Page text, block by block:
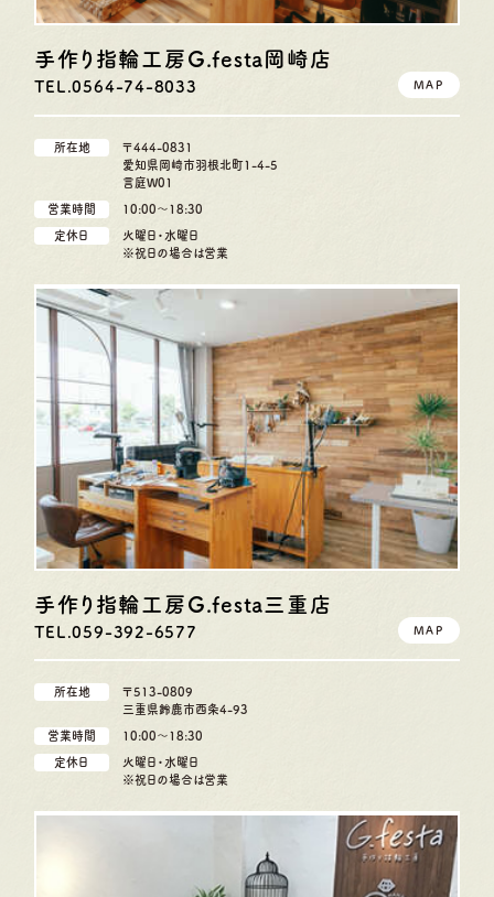
手作り指輪工房G.festa岡崎店
TEL.0564-74-8033 MAP
所在地
〒444-0831
愛知県岡崎市羽根北町1-4-5
言庭W01
営業時間 10:00〜18:30
定休日
火曜日・水曜日
※祝日の場合は営業
手作り指輪工房G.festa 三重店
TEL.059-392-6577 MAP
所在地
〒513-0809
三重県鈴鹿市西条4-93
営業時間 10:00〜18:30
定休日
火曜日・水曜日
※祝日の場合は営業